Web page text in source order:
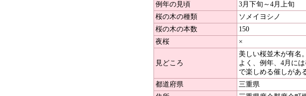
例年の見頃
3月下旬～4月上旬
桜の木の種類
ソメイヨシノ
桜の木の本数
150
夜桜
×
見どころ
美しい桜並木が有名
よく、例年、4月に
で楽しめる催しがあ
都道府県
三重県